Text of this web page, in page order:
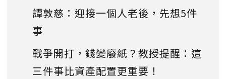
譚敦慈：迎接一個人老後，先想5件
事
戰爭開打，錢變廢紙？教授提醒：這
三件事比資產配置更重要！